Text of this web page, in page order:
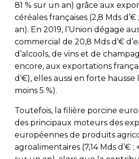
81 % sur un an) grâce aux
céréales françaises (2,8 Mds d’€
an). En 2019, l’Union dégage
commercial de 20,8 Mds d’€
d’alcools, de vins et de
encore, aux exportations
d’€), elles aussi en forte hausse
moins 5 %).
Toutefois, la filière porcine
des principaux moteurs des
européennes de produits
agroalimentaires (7,14 Mds d’€ ;